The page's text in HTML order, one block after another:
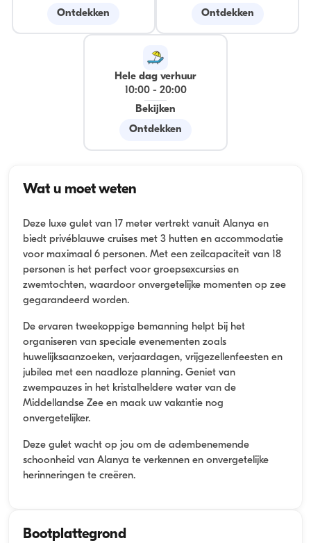
Ontdekken
Ontdekken
Hele dag verhuur
10:00- 20:00
Bekijken
Ontdekken
Wat u moet weten
Deze luxe gulet van 17 meter vertrekt vanuit Alanya en
biedt privéblauwe cruises met 3 hutten en accommodatie
voor maximaal 6 personen. Met een zeilcapaciteit van 18
personen is het perfect voor groepsexcursies en
zwemtochten, waardoor onvergetelijke momenten op zee
gegarandeerd worden.
De ervaren tweekoppige bemanning helpt bij het
organiseren van speciale evenementen zoals
huwelijksaanzoeken, verjaardagen, vrijgezellenfeesten en
jubilea met een naadloze planning. Geniet van
zwempauzes in het kristalheldere water van de
Middellandse Zee en maak uw vakantie nog
onvergetelijker.
Deze gulet wacht op jou om de adembenemende
schoonheid van Alanya te verkennen en onvergetelijke
herinneringen te creëren.
Bootplattegrond